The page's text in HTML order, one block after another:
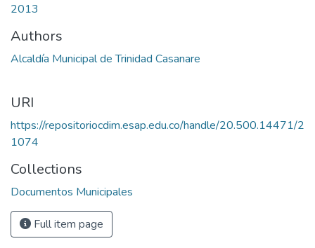
2013
Authors
Alcaldía Municipal de Trinidad Casanare
URI
https://repositoriocdim.esap.edu.co/handle/20.500.14471/2
1074
Collections
Documentos Municipales
Full item page